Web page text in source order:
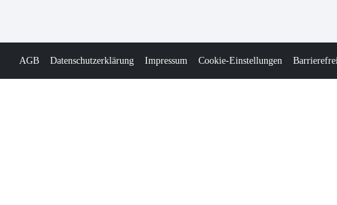
AGB Datenschutzerklärung Impressum Cookie-Einstellungen